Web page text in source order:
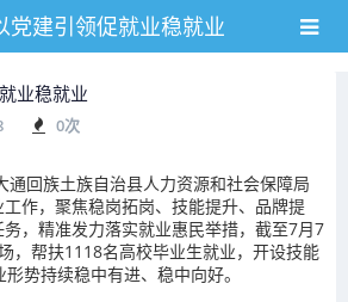
党建引领促就业稳就业
业稳就业
0次
通回族土族自治县人力资源和社会保障局
作，聚焦稳岗拓岗、技能提升、品牌提
，精准发力落实就业惠民举措，截至7月7
，帮扶1118名高校毕业生就业，开设技能
势持续稳中有进、稳中向好。